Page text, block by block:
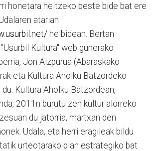
honetara heltzeko beste bide bat ere
atarian
helbidean. Bertan
Kultura" web gunerako
Jon Aizpurua (Abaraskako
eta Kultura Aholku Batzordeko
Kultura Aholku Batzordean,
2011n burutu zen kultur alorreko
du jatorria, martxan den
Udala, eta herri eragileak bildu
urteotarako plan estrategiko bat